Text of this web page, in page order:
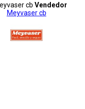
Vendedor
Meyvaser cb